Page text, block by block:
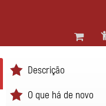
Descrição
O que há de novo